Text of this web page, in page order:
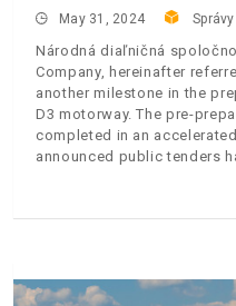
May 31, 2024 Správy
Národná diaľničná
Company, hereinafter
another milestone in the
D3 motorway. The pre-
completed in an
announced public tenders